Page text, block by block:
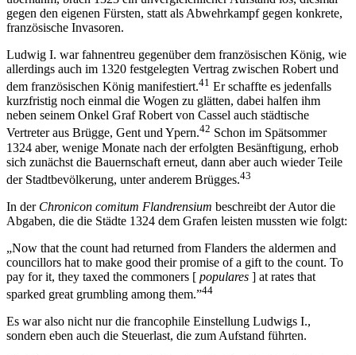
gegen den eigenen Fürsten, statt als Abwehrkampf gegen konkrete,
französische Invasoren.
Ludwig I. war fahnentreu gegenüber dem französischen König, wie
allerdings auch im 1320 festgelegten Vertrag zwischen Robert und
dem französischen König manifestiert.41 Er schaffte es jedenfalls
kurzfristig noch einmal die Wogen zu glätten, dabei halfen ihm
neben seinem Onkel Graf Robert von Cassel auch städtische
Vertreter aus Brügge, Gent und Ypern.42 Schon im Spätsommer
1324 aber, wenige Monate nach der erfolgten Besänftigung, erhob
sich zunächst die Bauernschaft erneut, dann aber auch wieder Teile
der Stadtbevölkerung, unter anderem Brügges.43
In der Chronicon comitum Flandrensium beschreibt der Autor die
Abgaben, die die Städte 1324 dem Grafen leisten mussten wie folgt:
„Now that the count had returned from Flanders the aldermen and
councillors hat to make good their promise of a gift to the count. To
pay for it, they taxed the commoners [ populares ] at rates that
sparked great grumbling among them.”44
Es war also nicht nur die francophile Einstellung Ludwigs I.,
sondern eben auch die Steuerlast, die zum Aufstand führten.